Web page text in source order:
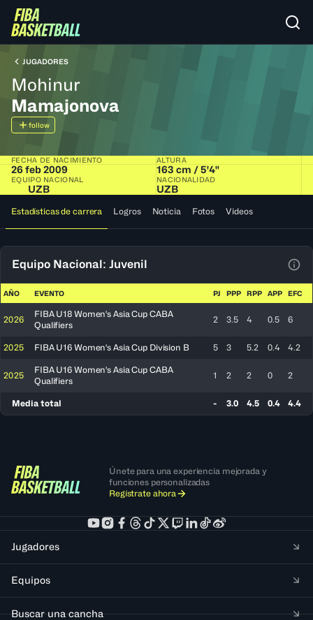
JUGADORES
Mohinur
Mamajonova
follow
FECHA DE NACIMIENTO
26 feb 2009
ALTURA
163 cm / 5'4"
EQUIPO NACIONAL
UZB
NACIONALIDAD
UZB
Estadísticas de carrera Logros Noticia Fotos Videos
Equipo Nacional: Juvenil
AÑO EVENTO PJ PPP RPP APP EFC
2026
FIBA U18 Women's Asia Cup CABA
Qualifiers
2 3.5 4 0.5 6
2025 FIBA U16 Women's Asia Cup Division B 5 3 5.2 0.4 4.2
2025
FIBA U16 Women's Asia Cup CABA
Qualifiers
1 2 2 0 2
Media total - 3.0 4.5 0.4 4.4
Únete para una experiencia mejorada y
funciones personalizadas
Regístrate ahora
Jugadores
Equipos
Buscar una cancha